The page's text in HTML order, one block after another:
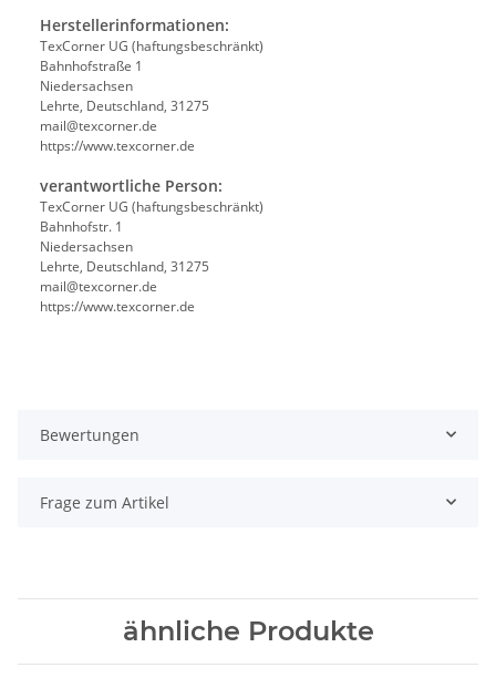
Herstellerinformationen:
TexCorner UG (haftungsbeschränkt)
Bahnhofstraße 1
Niedersachsen
Lehrte, Deutschland, 31275
mail@texcorner.de
https://www.texcorner.de
verantwortliche Person:
TexCorner UG (haftungsbeschränkt)
Bahnhofstr. 1
Niedersachsen
Lehrte, Deutschland, 31275
mail@texcorner.de
https://www.texcorner.de
Bewertungen
Frage zum Artikel
ähnliche Produkte